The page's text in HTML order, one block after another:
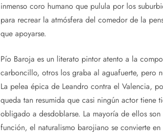
inmenso coro humano que pulula por los
para recrear la atmósfera del comedor de la
que apoyarse.
Pío Baroja es un literato pintor atento a la
carboncillo, otros los graba al aguafuerte, pero
La pelea épica de Leandro contra el Valencia,
queda tan resumida que casi ningún actor tiene
obligado a desdoblarse. La mayoría de ellos
función, el naturalismo barojiano se convierte